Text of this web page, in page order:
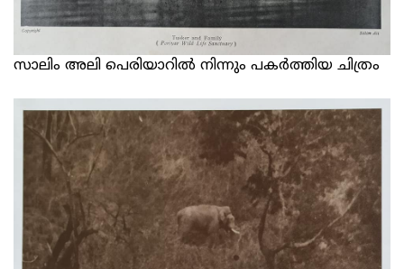
സാലിം അലി പെരിയാറില്‍ നിന്നും പകര്‍ത്തിയ ചിത്രം